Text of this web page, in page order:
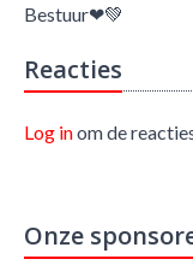
Bestuur❤💚
Reacties
Log inom de
Onze